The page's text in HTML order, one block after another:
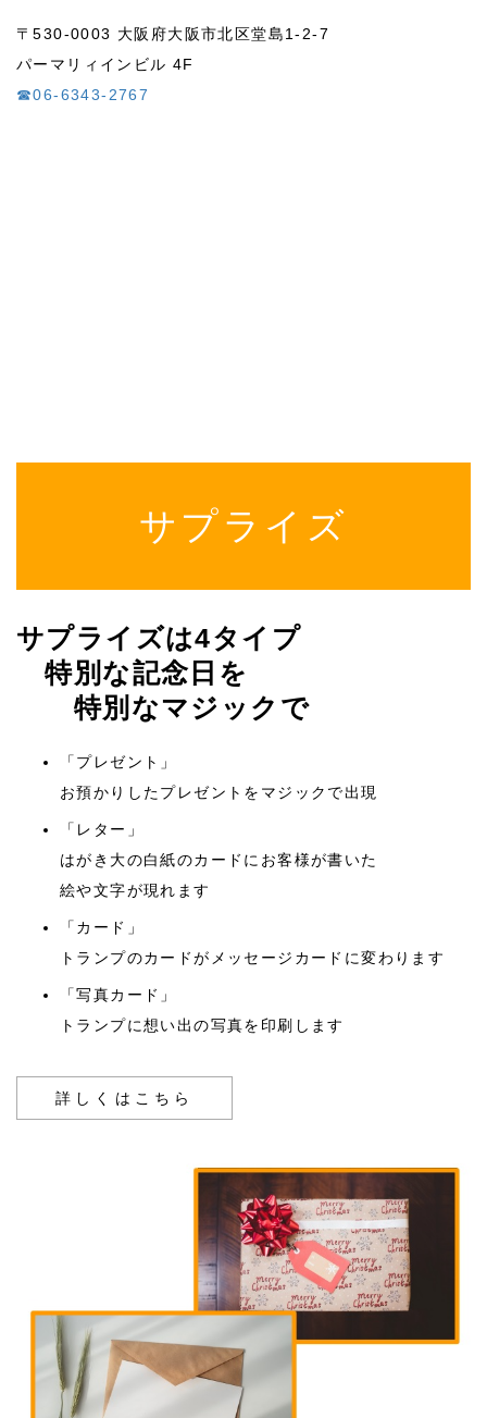
〒530-0003 大阪府大阪市北区堂島1-2-7
パーマリィインビル 4F
☎06-6343-2767
サプライズ
サプライズは4タイプ
特別な記念日を
特別なマジックで
「プレゼント」
お預かりしたプレゼントをマジックで出現
「レター」
はがき大の白紙のカードにお客様が書いた
絵や文字が現れます
「カード」
トランプのカードがメッセージカードに変わります
「写真カード」
トランプに想い出の写真を印刷します
詳しくはこちら